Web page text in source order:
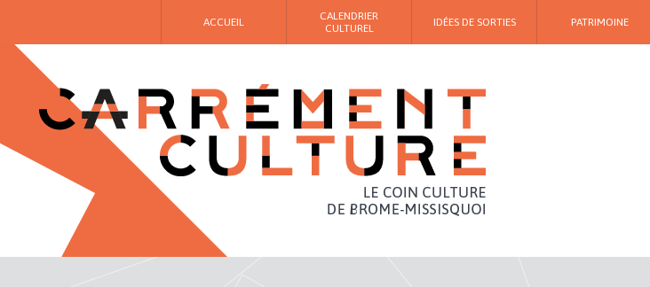
ACCUEIL
CALENDRIER
CULTUREL
IDÉES DE SORTIES PATRIMOINE